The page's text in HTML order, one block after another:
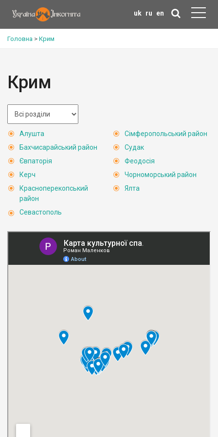
uk ru en
Головна > Крим
Крим
Алушта
Бахчисарайський район
Євпаторія
Керч
Красноперекопський
район
Севастополь
Сімферопольський район
Судак
Феодосія
Чорноморський район
Ялта